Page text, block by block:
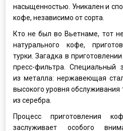
насыщенностью. Уникален и
кофе, независимо от сорта.
Кто не был во Вьетнаме, тот
натурального кофе,
турки. Загадка в
пресс-фильтра. Специальный
из металла: нержавеющая
высокого уровня
из серебра.
Процесс приготовления
заслуживает особого